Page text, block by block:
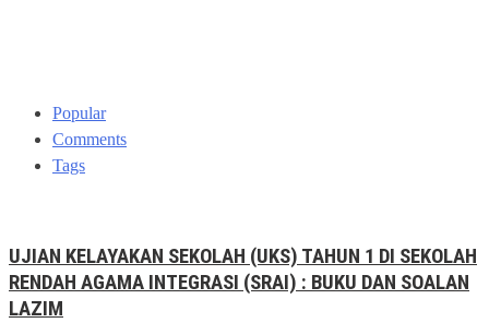
Popular
Comments
Tags
UJIAN KELAYAKAN SEKOLAH (UKS) TAHUN 1 DI SEKOLAH
RENDAH AGAMA INTEGRASI (SRAI) : BUKU DAN SOALAN
LAZIM